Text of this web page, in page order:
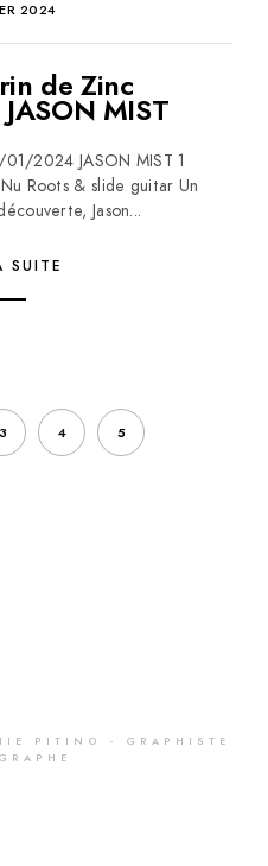
2024
de Zinc
MIST
2024 JASON MIST 1
Roots & slide guitar Un
Jason...
SUITE
3 4 5
PITINO - GRAPHISTE